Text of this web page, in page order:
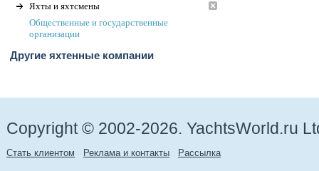
Яхты и яхтсмены
Общественные и государственные
организации
Другие яхтенные компании
Copyright © 2002-2026. YachtsWorld.ru
Стать клиентом Реклама и контакты Рассылка